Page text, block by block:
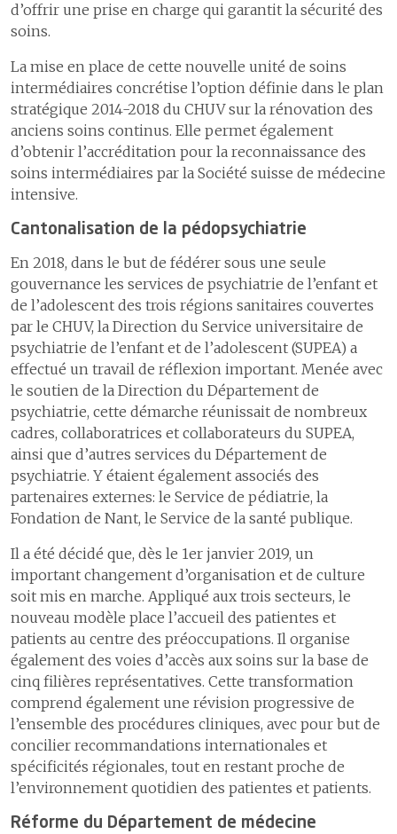
d’offrir une prise en charge qui garantit la sécurité des
soins.
La mise en place de cette nouvelle unité de soins
intermédiaires concrétise l’option définie dans le plan
stratégique 2014-2018 du CHUV sur la rénovation des
anciens soins continus. Elle permet également
d’obtenir l’accréditation pour la reconnaissance des
soins intermédiaires par la Société suisse de médecine
intensive.
Cantonalisation de la pédopsychiatrie
En 2018, dans le but de fédérer sous une seule
gouvernance les services de psychiatrie de l’enfant et
de l’adolescent des trois régions sanitaires couvertes
par le CHUV, la Direction du Service universitaire de
psychiatrie de l’enfant et de l’adolescent (SUPEA) a
effectué un travail de réflexion important. Menée avec
le soutien de la Direction du Département de
psychiatrie, cette démarche réunissait de nombreux
cadres, collaboratrices et collaborateurs du SUPEA,
ainsi que d’autres services du Département de
psychiatrie. Y étaient également associés des
partenaires externes: le Service de pédiatrie, la
Fondation de Nant, le Service de la santé publique.
Il a été décidé que, dès le 1er janvier 2019, un
important changement d’organisation et de culture
soit mis en marche. Appliqué aux trois secteurs, le
nouveau modèle place l’accueil des patientes et
patients au centre des préoccupations. Il organise
également des voies d’accès aux soins sur la base de
cinq filières représentatives. Cette transformation
comprend également une révision progressive de
l’ensemble des procédures cliniques, avec pour but de
concilier recommandations internationales et
spécificités régionales, tout en restant proche de
l’environnement quotidien des patientes et patients.
Réforme du Département de médecine